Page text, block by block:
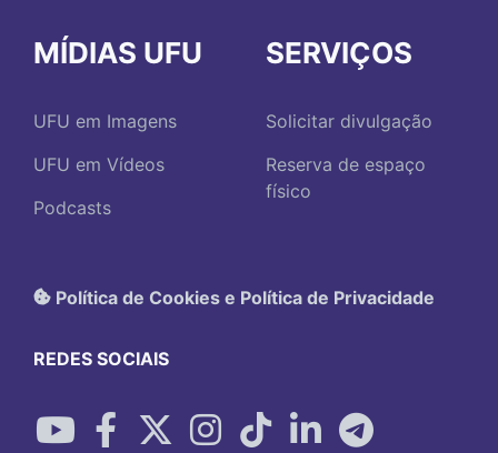
MÍDIAS UFU
UFU em Imagens
UFU em Vídeos
Podcasts
SERVIÇOS
Solicitar divulgação
Reserva de espaço
físico
Política de Cookies e Política de Privacidade
REDES SOCIAIS